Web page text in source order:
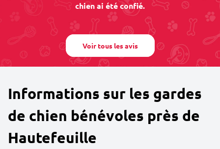
chien ai été confié.
Voir tous les avis
Informations sur les gardes
de chien bénévoles près de
Hautefeuille